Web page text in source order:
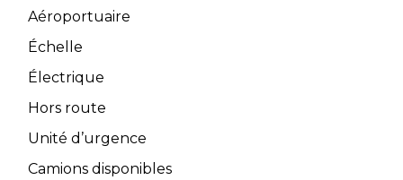
Aéroportuaire
Échelle
Électrique
Hors route
Unité d’urgence
Camions disponibles